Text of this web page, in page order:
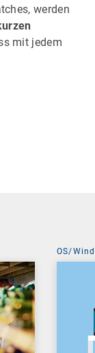
werden
mit jedem
OS/